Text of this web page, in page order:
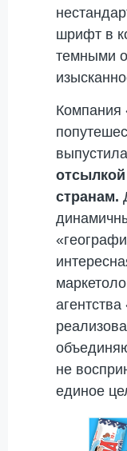
шрифт в
темными
Компания
выпустила
странам.
не
единое